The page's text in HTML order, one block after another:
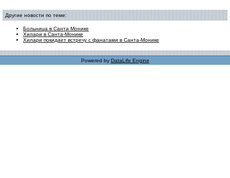
Другие новости по теме:
Больница в Санта Монике
Хилари в Санта-Монике
Хилари покидает встречу с фанатами в Санта-Монике
Powered by DataLife Engine